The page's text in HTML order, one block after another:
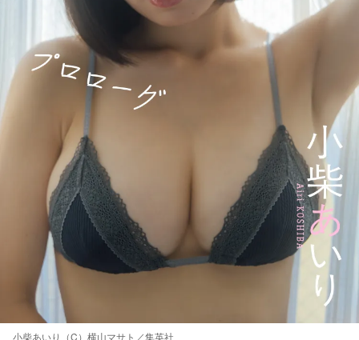
小柴あいり（C）横山マサト／集英社